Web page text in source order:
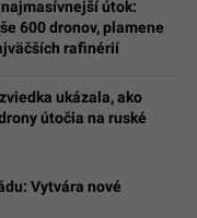
útok:
600 dronov, plamene
rafinérií
ukázala, ako
útočia na ruské
Vytvára nové